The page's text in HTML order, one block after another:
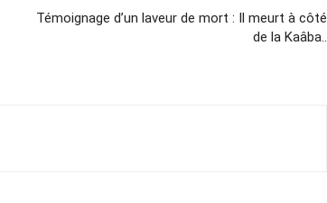
Témoignage d’un laveur de mort : Il meurt à côté
de la Kaâba..